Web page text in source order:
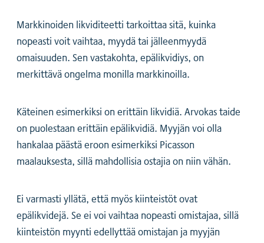
Markkinoiden likviditeetti tarkoittaa sitä, kuinka
nopeasti voit vaihtaa, myydä tai jälleenmyydä
omaisuuden. Sen vastakohta, epälikvidiys, on
merkittävä ongelma monilla markkinoilla.
Käteinen esimerkiksi on erittäin likvidiä. Arvokas taide
on puolestaan erittäin epälikvidiä. Myyjän voi olla
hankalaa päästä eroon esimerkiksi Picasson
maalauksesta, sillä mahdollisia ostajia on niin vähän.
Ei varmasti yllätä, että myös kiinteistöt ovat
epälikvidejä. Se ei voi vaihtaa nopeasti omistajaa, sillä
kiinteistön myynti edellyttää omistajan ja myyjän